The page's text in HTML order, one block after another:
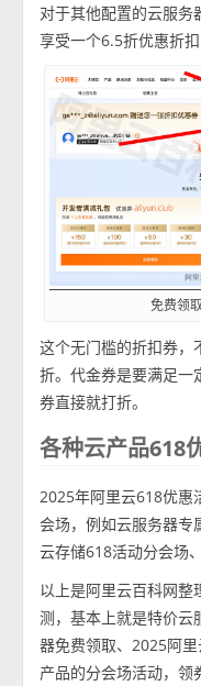
对于其他配置的云服务
享受一个6.5折优惠折扣
免费领
这个无门槛的折扣券，
折。代金券是要满足一
券直接就打折。
各种云产品618
2025年阿里云618优惠
会场，例如云服务器专
云存储618活动分会场
以上是阿里云百科网
测，基本上就是特价云
器免费领取、2025阿
产品的分会场活动，领